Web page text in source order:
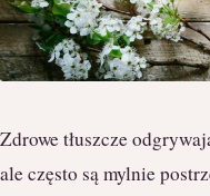
Zdrowe tłuszcze
ale często są mylnie